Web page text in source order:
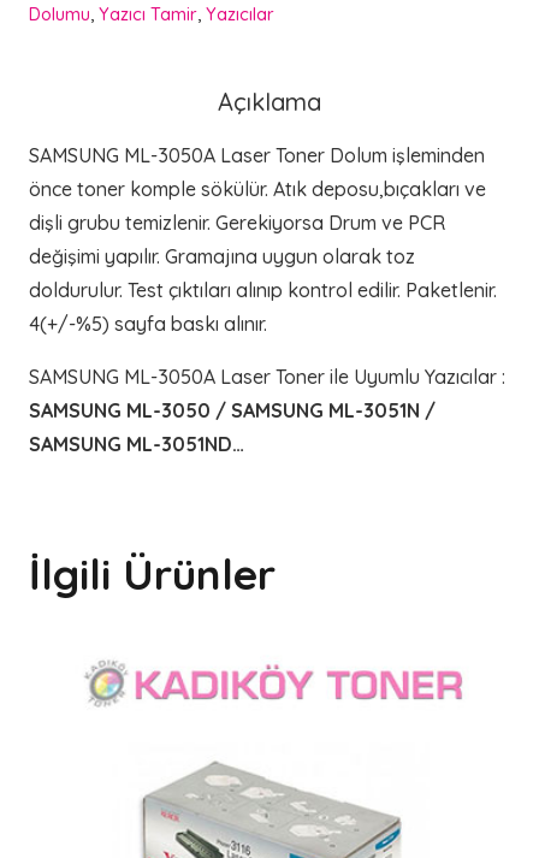
Dolumu Yazıcı Tamir Yazıcılar
Açıklama
SAMSUNG ML-3050A Laser Toner Dolum işleminden
önce toner komple sökülür. Atık deposu,bıçakları ve
dişli grubu temizlenir. Gerekiyorsa Drum ve PCR
değişimi yapılır. Gramajına uygun olarak toz
doldurulur. Test çıktıları alınıp kontrol edilir. Paketlenir.
4(+/-%5) sayfa baskı alınır.
SAMSUNG ML-3050A Laser Toner ile Uyumlu Yazıcılar :
SAMSUNG ML-3050 / SAMSUNG ML-3051N /
SAMSUNG ML-3051ND…
İlgili Ürünler